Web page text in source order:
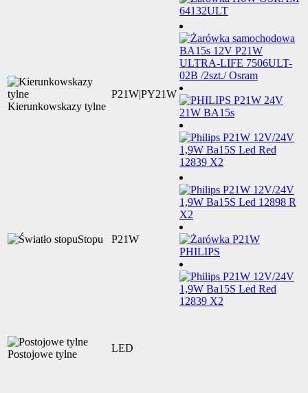
Kierunkowskazy tylne
P21W|PY21W
Stopu P21W
Postojowe tylne
LED